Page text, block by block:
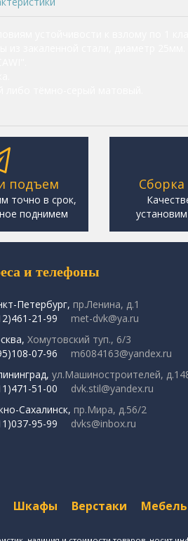
подъем
точно в срок,
поднимем
Сборка
и телефоны
Петербург, пр.Ленина, д.1
21-99
met-dvk@ya.ru
Хомутовский туп., 6/3
07-96
m6084163@yandex.ru
ул.Машиностроителей,
51-00
dvk.stil@yandex.ru
Сахалинск, пр.Мира, д.56/2
95-99
dvks@inbox.ru
Шкафы Верстаки Мебель